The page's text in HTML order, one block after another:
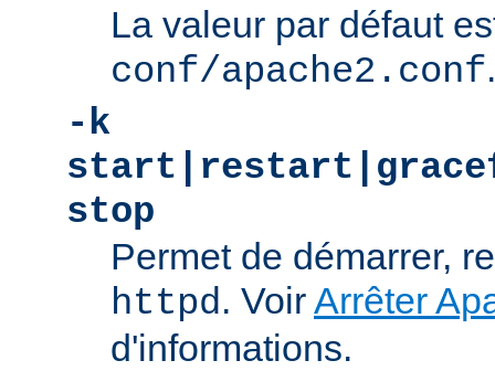
La valeur par défaut
conf/apache2.conf.
-k
stop
Permet de démarrer,
httpd. VoirArrêter
d'informations.